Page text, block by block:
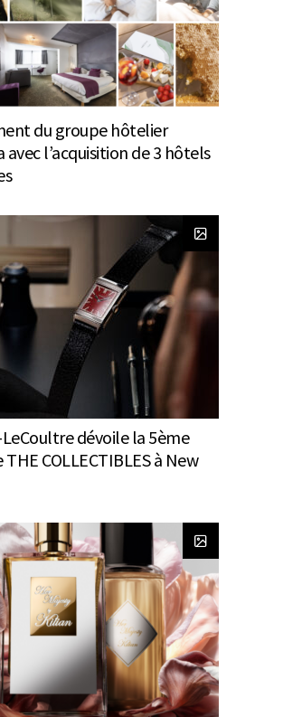
du groupe hôtelier
avec l’acquisition de 3 hôtels
dévoile la 5ème
COLLECTIBLES à New